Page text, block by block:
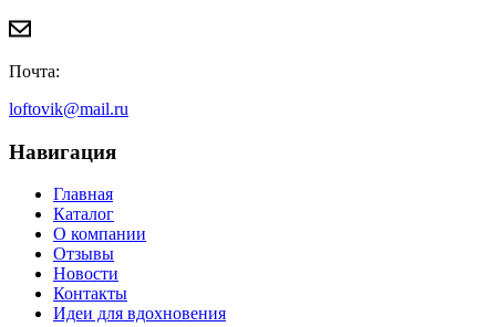
Почта:
loftovik@mail.ru
Навигация
Главная
Каталог
О компании
Отзывы
Новости
Контакты
Идеи для вдохновения